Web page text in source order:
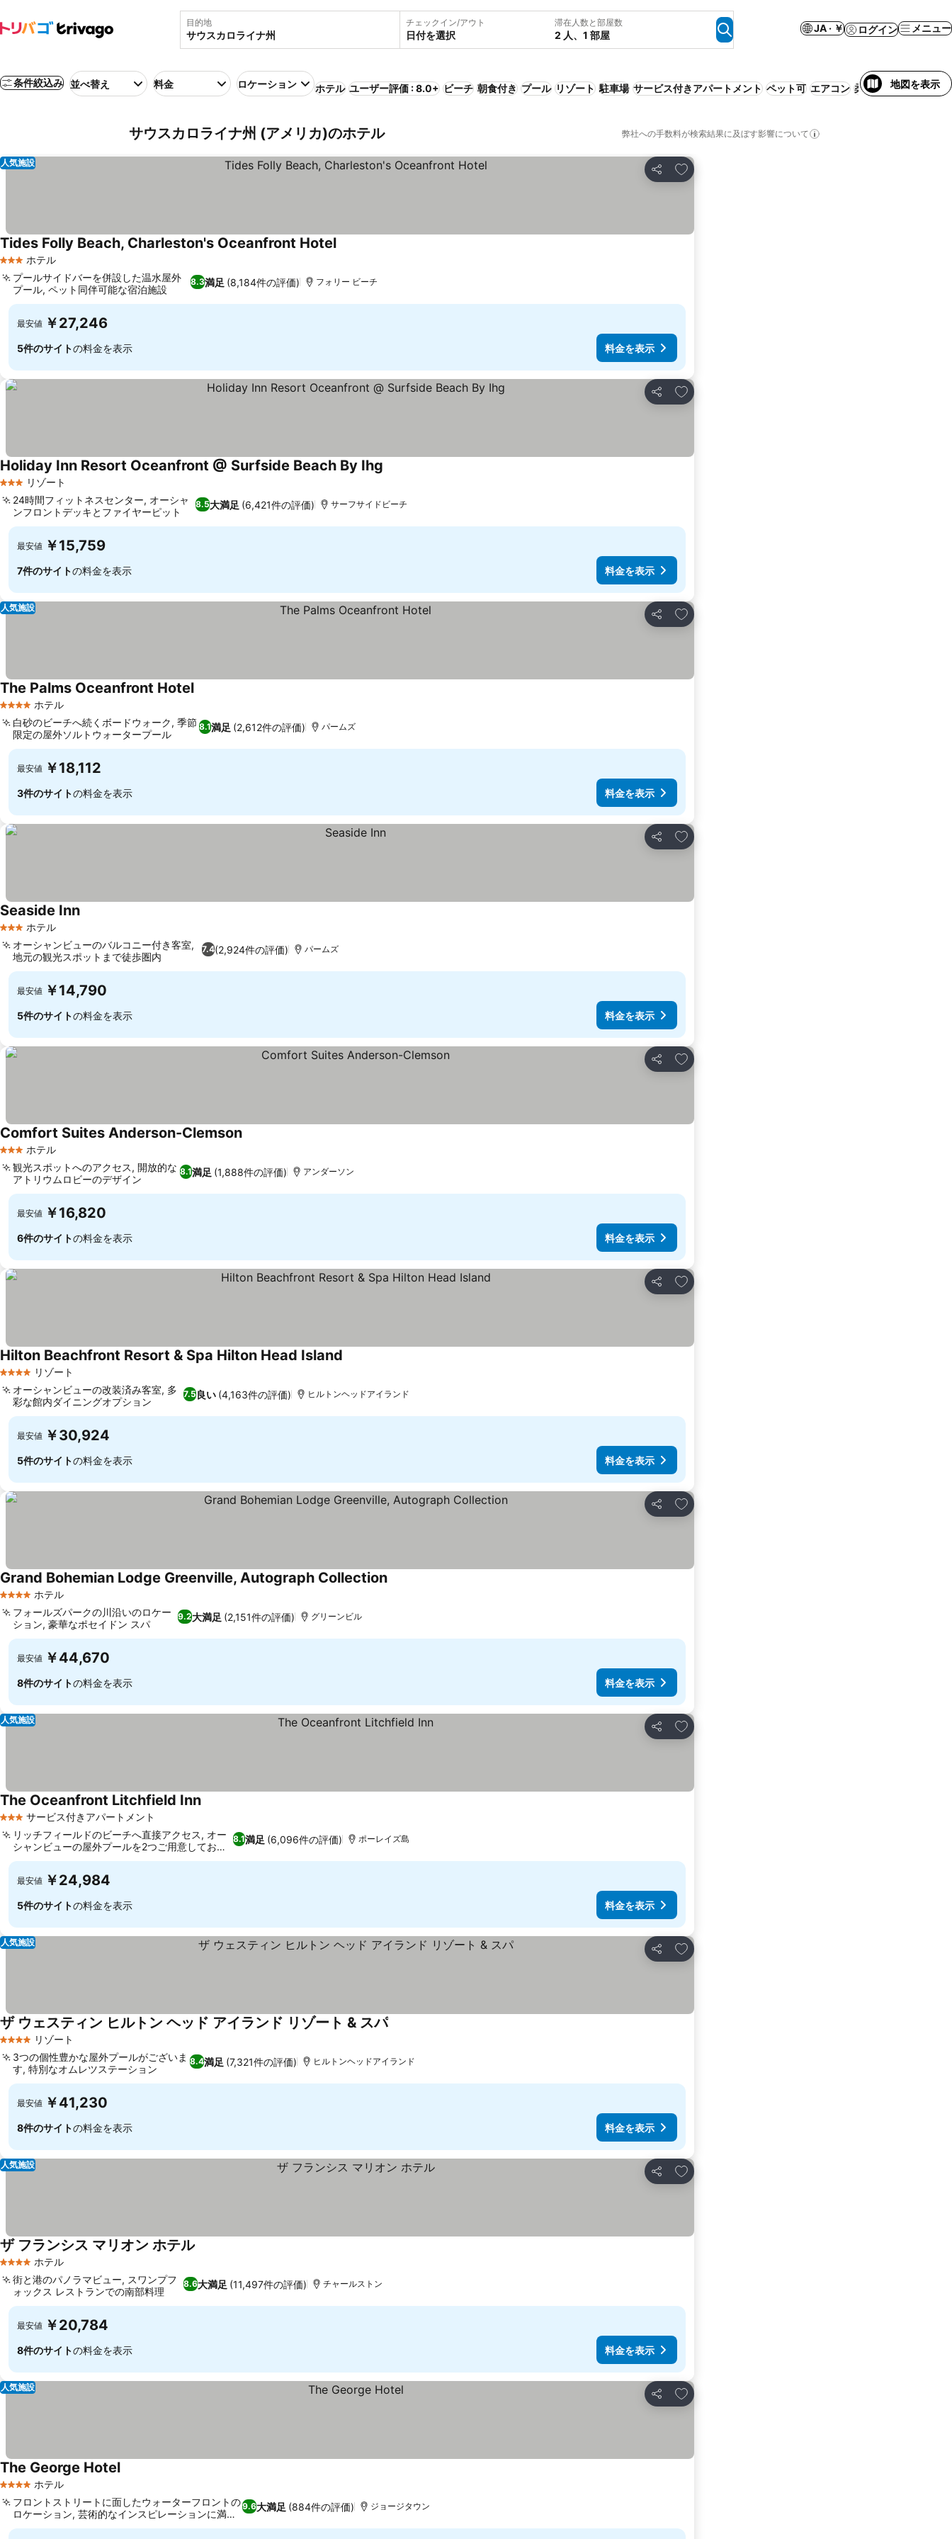
目的地 チェックイン/アウト
日付を選択
滞在人数と部屋数
2 人、1 部屋
JA · ￥ ログイン メニュー
条件絞込み 並べ替え 料金 ロケーション ホテル ユーザー評価 : 8.0+ ビーチ 朝食付き プール リゾート 駐車場 サービス付きアパートメント ペット可 エアコン 柔軟なキャンセルポ
地図を表示
サウスカロライナ州 (アメリカ)のホテル 弊社への手数料が検索結果に及ぼす影響について
シェア
お気に入りに追加
人気施設
3 ホテルのランク
ホテル
Tides Folly Beach, Charleston's Oceanfront Hotel
8.3満足 (8,184件の評価)
プールサイドバーを併設した温水屋外
プール, ペット同伴可能な宿泊施設
フォリー ビーチ
最安値 ￥27,246
5件のサイトの料金を表示 料金を表示
シェア
お気に入りに追加
3 ホテルのランク
リゾート
Holiday Inn Resort Oceanfront @ Surfside Beach By Ihg
8.5大満足 (6,421件の評価)
24時間フィットネスセンター, オーシャ
ンフロントデッキとファイヤーピット
サーフサイドビーチ
最安値 ￥15,759
7件のサイトの料金を表示 料金を表示
シェア
お気に入りに追加
人気施設
4 ホテルのランク
ホテル
The Palms Oceanfront Hotel
8.1満足 (2,612件の評価)
白砂のビーチへ続くボードウォーク, 季節
限定の屋外ソルトウォータープール
パームズ
最安値 ￥18,112
3件のサイトの料金を表示 料金を表示
シェア
お気に入りに追加
3 ホテルのランク
ホテル
Seaside Inn
7.4(2,924件の評価)
オーシャンビューのバルコニー付き客室,
地元の観光スポットまで徒歩圏内
パームズ
最安値 ￥14,790
5件のサイトの料金を表示 料金を表示
シェア
お気に入りに追加
3 ホテルのランク
ホテル
Comfort Suites Anderson-Clemson
8.1満足 (1,888件の評価)
観光スポットへのアクセス, 開放的な
アトリウムロビーのデザイン
アンダーソン
最安値 ￥16,820
6件のサイトの料金を表示 料金を表示
シェア
お気に入りに追加
4 ホテルのランク
リゾート
Hilton Beachfront Resort & Spa Hilton Head Island
7.5良い (4,163件の評価)
オーシャンビューの改装済み客室, 多
彩な館内ダイニングオプション
ヒルトンヘッドアイランド
最安値 ￥30,924
5件のサイトの料金を表示 料金を表示
シェア
お気に入りに追加
4 ホテルのランク
ホテル
Grand Bohemian Lodge Greenville, Autograph Collection
9.2大満足 (2,151件の評価)
フォールズパークの川沿いのロケー
ション, 豪華なポセイドン スパ
グリーンビル
最安値 ￥44,670
8件のサイトの料金を表示 料金を表示
シェア
お気に入りに追加
人気施設
3 ホテルのランク
サービス付きアパートメント
The Oceanfront Litchfield Inn
8.1満足 (6,096件の評価)
リッチフィールドのビーチへ直接アクセス, オー
シャンビューの屋外プールを2つご用意しており
ます
ポーレイズ島
最安値 ￥24,984
5件のサイトの料金を表示 料金を表示
シェア
お気に入りに追加
人気施設
4 ホテルのランク
リゾート
ザ ウェスティン ヒルトン ヘッド アイランド リゾート & スパ
8.4満足 (7,321件の評価)
3つの個性豊かな屋外プールがございま
す, 特別なオムレツステーション
ヒルトンヘッドアイランド
最安値 ￥41,230
8件のサイトの料金を表示 料金を表示
シェア
お気に入りに追加
人気施設
4 ホテルのランク
ホテル
ザ フランシス マリオン ホテル
8.6大満足 (11,497件の評価)
街と港のパノラマビュー, スワンプフ
ォックス レストランでの南部料理
チャールストン
最安値 ￥20,784
8件のサイトの料金を表示 料金を表示
シェア
お気に入りに追加
人気施設
4 ホテルのランク
ホテル
The George Hotel
9.6大満足 (884件の評価)
フロントストリートに面したウォーターフロントの
ロケーション, 芸術的なインスピレーションに満ち
た客室
ジョージタウン